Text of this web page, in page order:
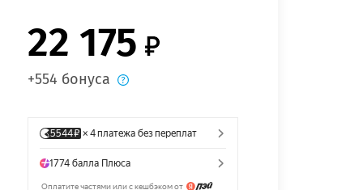
22 175
+554 бонуса